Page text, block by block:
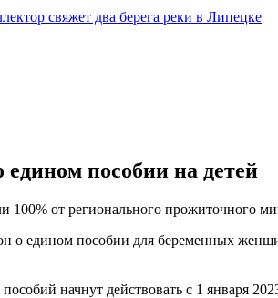
свяжет два берега реки в Липецке
пособии на детей
100% от регионального прожиточного
о едином пособии для беременных
начнут действовать с 1 января